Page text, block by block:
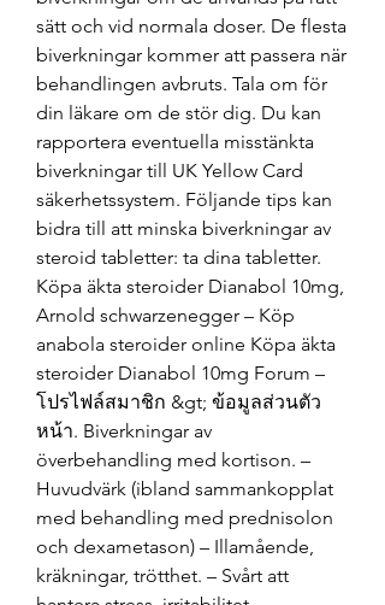
sätt och vid normala doser. De flesta
biverkningar kommer att passera när
behandlingen avbruts. Tala om för
din läkare om de stör dig. Du kan
rapportera eventuella misstänkta
biverkningar till UK Yellow Card
säkerhetssystem. Följande tips kan
bidra till att minska biverkningar av
steroid tabletter: ta dina tabletter.
Köpa äkta steroider Dianabol 10mg,
Arnold schwarzenegger – Köp
anabola steroider online Köpa äkta
steroider Dianabol 10mg Forum –
โปรไฟล์สมาชิก &gt; ข้อมูลส่วนตัว
หน้า. Biverkningar av
överbehandling med kortison. –
Huvudvärk (ibland sammankopplat
med behandling med prednisolon
och dexametason) – Illamående,
kräkningar, trötthet. – Svårt att